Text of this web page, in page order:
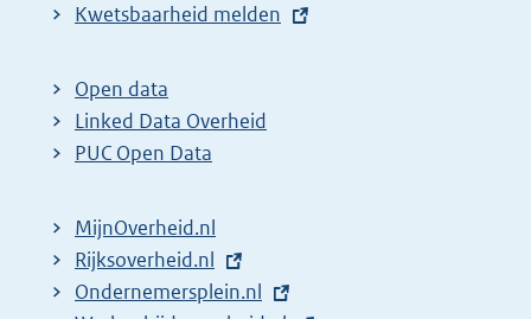
E
t
e
r
l
i
n
Kwetsbaarheid melden
Open data
Linked Data Overheid
PUC Open Data
MijnOverheid.nl
E
x
Rijksoverheid.nl
E
Ondernemersplein.nl